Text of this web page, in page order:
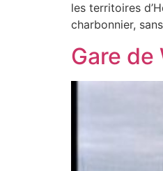
les territoires
charbonnier,
Gare de